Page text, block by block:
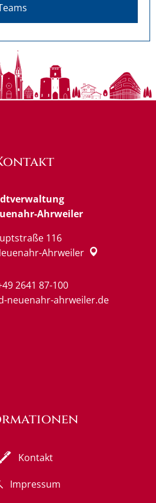
Ahrweiler
116
Ahrweiler
2641 87-100
neuenahr-ahrweiler.de
Kontakt
Impressum